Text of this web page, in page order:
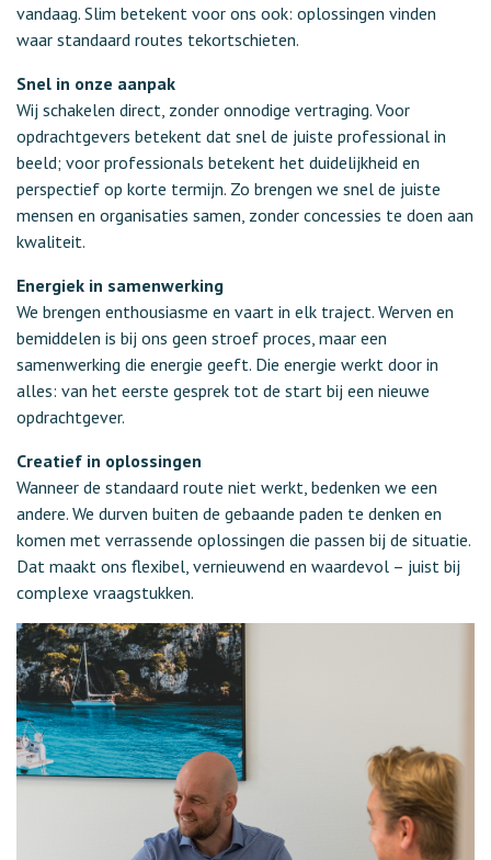
vandaag. Slim betekent voor ons ook: oplossingen vinden
waar standaard routes tekortschieten.
Snel in onze aanpak
Wij schakelen direct, zonder onnodige vertraging. Voor
opdrachtgevers betekent dat snel de juiste professional in
beeld; voor professionals betekent het duidelijkheid en
perspectief op korte termijn. Zo brengen we snel de juiste
mensen en organisaties samen, zonder concessies te doen aan
kwaliteit.
Energiek in samenwerking
We brengen enthousiasme en vaart in elk traject. Werven en
bemiddelen is bij ons geen stroef proces, maar een
samenwerking die energie geeft. Die energie werkt door in
alles: van het eerste gesprek tot de start bij een nieuwe
opdrachtgever.
Creatief in oplossingen
Wanneer de standaard route niet werkt, bedenken we een
andere. We durven buiten de gebaande paden te denken en
komen met verrassende oplossingen die passen bij de situatie.
Dat maakt ons flexibel, vernieuwend en waardevol – juist bij
complexe vraagstukken.